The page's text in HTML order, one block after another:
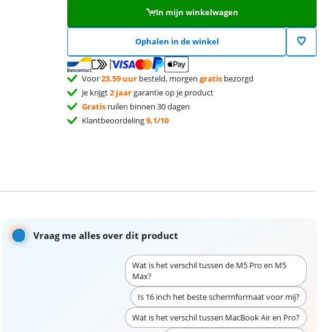
In mijn winkelwagen
Ophalen in de winkel
Voor23.59 uur besteld, morgengratis bezorgd
Je krijgt2 jaargarantie op je product
Gratis ruilen binnen 30 dagen
Klantbeoordeling9,1/10
Vraag me alles over dit product
Wat is het verschil tussen de M5 Pro en M5
Max?
Is 16 inch het beste schermformaat voor mij?
Wat is het verschil tussen MacBook Air en Pro?